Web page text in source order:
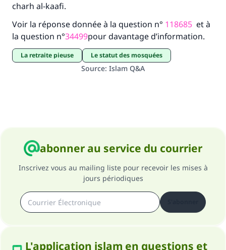
charh al-kaafi.
Voir la réponse donnée à la question n° 118685 et à
la question n°34499pour davantage d’information.
La retraite pieuse le statut des mosquées
Source: Islam Q&A
abonner au service du courrier
Inscrivez vous au mailing liste pour recevoir les mises à
jours périodiques
L'application islam en questions et